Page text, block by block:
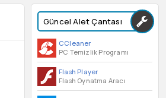
Güncel Alet Çantası
CCleaner
PC Temizlik Programı
Flash Player
Flash Oynatma Aracı